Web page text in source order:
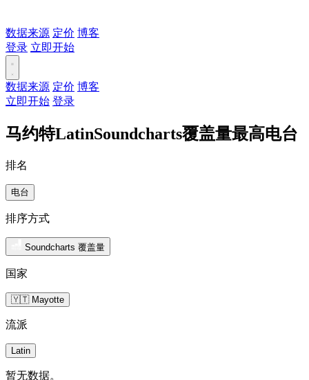
数据来源 定价 博客
登录 立即开始
数据来源 定价 博客
立即开始 登录
马约特LatinSoundcharts覆盖量最高电台
排名
电台
排序方式
Soundcharts 覆盖量
国家
🇾🇹 Mayotte
流派
Latin
暂无数据。